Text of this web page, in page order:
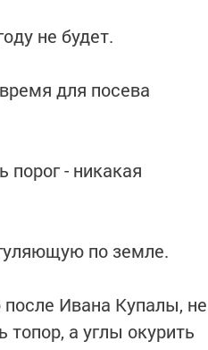
не будет.
для посева
- никакая
по земле.
Ивана Купалы, не
топор, а углы окурить